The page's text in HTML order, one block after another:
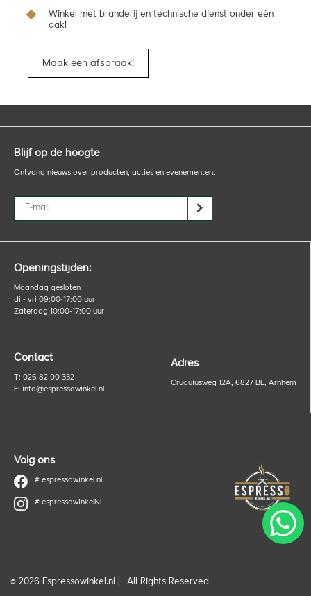
Winkel met branderij en technische dienst onder één
dak!
Maak een afspraak!
Volg ons
# espressowinkel.nl
# espressowinkelNL
Openingstijden:
Maandag gesloten
di - vri 09:00-17:00 uur
Zaterdag 10:00-17:00 uur
Contact
T: 026 82 00 332
E: info@espressowinkel.nl
Adres
Cruquiusweg 12A, 6827 BL, Arnhem
Blijf op de hoogte
Ontvang nieuws over producten, acties en evenementen.
© 2026 Espressowinkel.nl | All Rights Reserved